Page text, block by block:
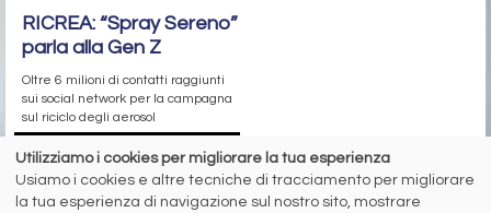
RICREA: “Spray Sereno”
parla alla Gen Z
Oltre 6 milioni di contatti raggiunti
sui social network per la campagna
sul riciclo degli aerosol
siderweb
Utilizziamo i cookies per migliorare la tua esperienza
Usiamo i cookies e altre tecniche di tracciamento per migliorare
la tua esperienza di navigazione sul nostro sito, mostrare